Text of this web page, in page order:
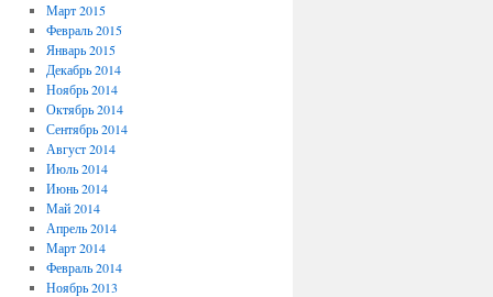
Март 2015
Февраль 2015
Январь 2015
Декабрь 2014
Ноябрь 2014
Октябрь 2014
Сентябрь 2014
Август 2014
Июль 2014
Июнь 2014
Май 2014
Апрель 2014
Март 2014
Февраль 2014
Ноябрь 2013